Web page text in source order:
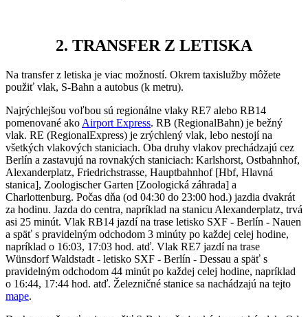
2. TRANSFER Z LETISKA
Na transfer z letiska je viac možností. Okrem taxislužby môžete
použiť vlak, S-Bahn a autobus (k metru).
Najrýchlejšou voľbou sú regionálne vlaky RE7 alebo RB14
pomenované ako Airport Express. RB (RegionalBahn) je bežný
vlak. RE (RegionalExpress) je zrýchlený vlak, lebo nestojí na
všetkých vlakových staniciach. Oba druhy vlakov prechádzajú cez
Berlín a zastavujú na rovnakých staniciach: Karlshorst, Ostbahnhof,
Alexanderplatz, Friedrichstrasse, Hauptbahnhof [Hbf, Hlavná
stanica], Zoologischer Garten [Zoologická záhrada] a
Charlottenburg. Počas dňa (od 04:30 do 23:00 hod.) jazdia dvakrát
za hodinu. Jazda do centra, napríklad na stanicu Alexanderplatz, trvá
asi 25 minút. Vlak RB14 jazdí na trase letisko SXF - Berlín - Nauen
a späť s pravidelným odchodom 3 minúty po každej celej hodine,
napríklad o 16:03, 17:03 hod. atď. Vlak RE7 jazdí na trase
Wünsdorf Waldstadt - letisko SXF - Berlín - Dessau a späť s
pravidelným odchodom 44 minút po každej celej hodine, napríklad
o 16:44, 17:44 hod. atď. Železničné stanice sa nachádzajú na tejto
mape.